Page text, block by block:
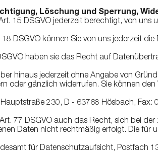
Löschung und Sperrung,
15 DSGVO jederzeit berechtigt, von
18 DSGVO können Sie von uns jederzeit
haben sie das Recht auf
hinaus jederzeit ohne Angabe von
oder gänzlich widerrufen. Sie können
230, D - 63768 Hösbach, Fax:
77 DSGVO auch das Recht, sich bei
Daten nicht rechtmäßig erfolgt. Die für
für Datenschutzaufsicht, Postfach